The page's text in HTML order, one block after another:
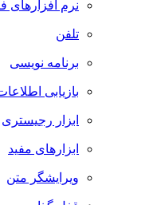
نرم افزارهای
تلفن
برنامه نویسی
بازیابی اطلاعات
ابزار رجیستری
ابزارهای مفید
ویرایشگر متن